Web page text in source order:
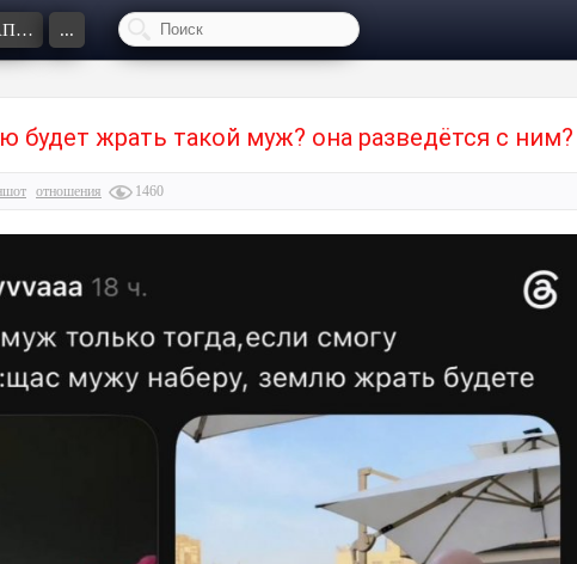
#ГРОБОТЕРАПИЯ ...
будет жрать такой муж? она разведётся с ним?
отношения 1460